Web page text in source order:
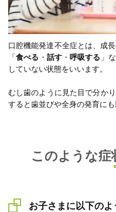
口腔機能発達不全症とは、成
「食べる ・ 話す・呼吸する 」
していない状態をいいます。
むし歯のように見た目で分か
すると歯並びや全身の発育にも
このような症
お子さまに以下の